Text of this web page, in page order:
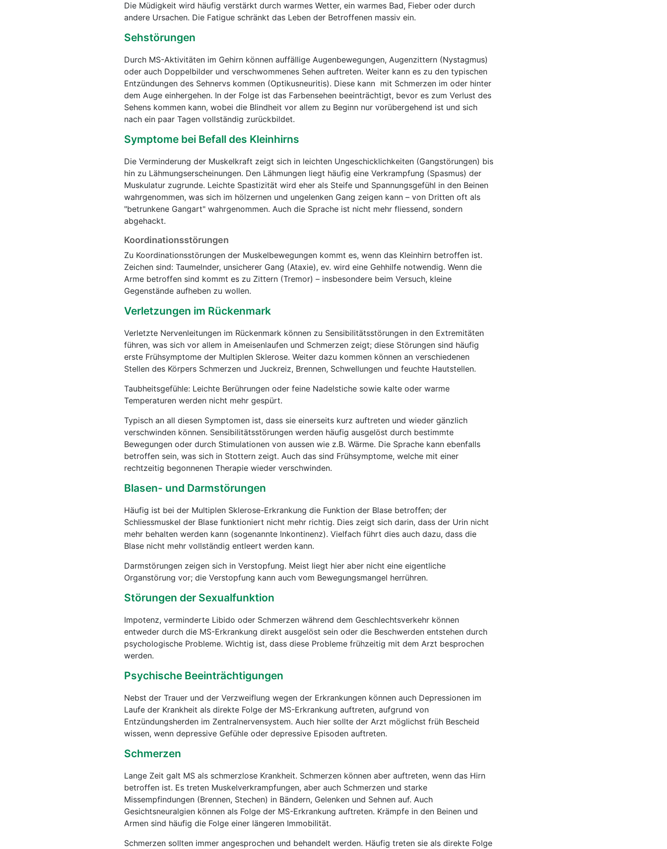
Die Müdigkeit wird häufig verstärkt durch warmes Wetter, ein warmes Bad, Fieber oder durch
andere Ursachen. Die Fatigue schränkt das Leben der Betroffenen massiv ein.
Sehstörungen
Durch MS-Aktivitäten im Gehirn können auffällige Augenbewegungen, Augenzittern (Nystagmus)
oder auch Doppelbilder und verschwommenes Sehen auftreten. Weiter kann es zu den typischen
Entzündungen des Sehnervs kommen (Optikusneuritis). Diese kann mit Schmerzen im oder hinter
dem Auge einhergehen. In der Folge ist das Farbensehen beeinträchtigt, bevor es zum Verlust des
Sehens kommen kann, wobei die Blindheit vor allem zu Beginn nur vorübergehend ist und sich
nach ein paar Tagen vollständig zurückbildet.
Symptome bei Befall des Kleinhirns
Die Verminderung der Muskelkraft zeigt sich in leichten Ungeschicklichkeiten (Gangstörungen) bis
hin zu Lähmungserscheinungen. Den Lähmungen liegt häufig eine Verkrampfung (Spasmus) der
Muskulatur zugrunde. Leichte Spastizität wird eher als Steife und Spannungsgefühl in den Beinen
wahrgenommen, was sich im hölzernen und ungelenken Gang zeigen kann – von Dritten oft als
"betrunkene Gangart" wahrgenommen. Auch die Sprache ist nicht mehr fliessend, sondern
abgehackt.
Koordinationsstörungen
Zu Koordinationsstörungen der Muskelbewegungen kommt es, wenn das Kleinhirn betroffen ist.
Zeichen sind: Taumelnder, unsicherer Gang (Ataxie), ev. wird eine Gehhilfe notwendig. Wenn die
Arme betroffen sind kommt es zu Zittern (Tremor) – insbesondere beim Versuch, kleine
Gegenstände aufheben zu wollen.
Verletzungen im Rückenmark
Verletzte Nervenleitungen im Rückenmark können zu Sensibilitätsstörungen in den Extremitäten
führen, was sich vor allem in Ameisenlaufen und Schmerzen zeigt; diese Störungen sind häufig
erste Frühsymptome der Multiplen Sklerose. Weiter dazu kommen können an verschiedenen
Stellen des Körpers Schmerzen und Juckreiz, Brennen, Schwellungen und feuchte Hautstellen.
Taubheitsgefühle: Leichte Berührungen oder feine Nadelstiche sowie kalte oder warme
Temperaturen werden nicht mehr gespürt.
Typisch an all diesen Symptomen ist, dass sie einerseits kurz auftreten und wieder gänzlich
verschwinden können. Sensibilitätsstörungen werden häufig ausgelöst durch bestimmte
Bewegungen oder durch Stimulationen von aussen wie z.B. Wärme. Die Sprache kann ebenfalls
betroffen sein, was sich in Stottern zeigt. Auch das sind Frühsymptome, welche mit einer
rechtzeitig begonnenen Therapie wieder verschwinden.
Blasen- und Darmstörungen
Häufig ist bei der Multiplen Sklerose-Erkrankung die Funktion der Blase betroffen; der
Schliessmuskel der Blase funktioniert nicht mehr richtig. Dies zeigt sich darin, dass der Urin nicht
mehr behalten werden kann (sogenannte Inkontinenz). Vielfach führt dies auch dazu, dass die
Blase nicht mehr vollständig entleert werden kann.
Darmstörungen zeigen sich in Verstopfung. Meist liegt hier aber nicht eine eigentliche
Organstörung vor; die Verstopfung kann auch vom Bewegungsmangel herrühren.
Störungen der Sexualfunktion
Impotenz, verminderte Libido oder Schmerzen während dem Geschlechtsverkehr können
entweder durch die MS-Erkrankung direkt ausgelöst sein oder die Beschwerden entstehen durch
psychologische Probleme. Wichtig ist, dass diese Probleme frühzeitig mit dem Arzt besprochen
werden.
Psychische Beeinträchtigungen
Nebst der Trauer und der Verzweiflung wegen der Erkrankungen können auch Depressionen im
Laufe der Krankheit als direkte Folge der MS-Erkrankung auftreten, aufgrund von
Entzündungsherden im Zentralnervensystem. Auch hier sollte der Arzt möglichst früh Bescheid
wissen, wenn depressive Gefühle oder depressive Episoden auftreten.
Schmerzen
Lange Zeit galt MS als schmerzlose Krankheit. Schmerzen können aber auftreten, wenn das Hirn
betroffen ist. Es treten Muskelverkrampfungen, aber auch Schmerzen und starke
Missempfindungen (Brennen, Stechen) in Bändern, Gelenken und Sehnen auf. Auch
Gesichtsneuralgien können als Folge der MS-Erkrankung auftreten. Krämpfe in den Beinen und
Armen sind häufig die Folge einer längeren Immobilität.
Schmerzen sollten immer angesprochen und behandelt werden. Häufig treten sie als direkte Folge